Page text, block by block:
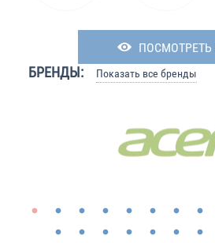
ПОСМОТРЕТЬ
БРЕНДЫ: Показать все бренды